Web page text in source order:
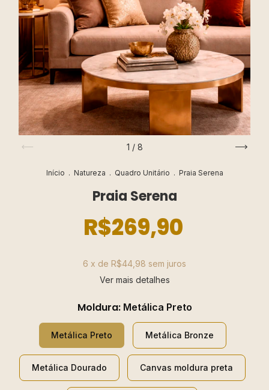
1 / 8
Início . Natureza . Quadro Unitário . Praia Serena
Praia Serena
R$269,90
6 x de R$44,98 sem juros
Ver mais detalhes
Moldura: Metálica Preto
Metálica Preto Metálica Bronze
Metálica Dourado Canvas moldura preta